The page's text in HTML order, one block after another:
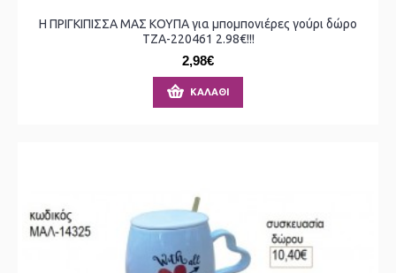
Η ΠΡΙΓΚΙΠΙΣΣΑ ΜΑΣ ΚΟΥΠΑ για μπομπονιέρες γούρι δώρο
ΤΖΑ-220461 2.98€!!!
2,98€
ΚΑΛΆΘΙ